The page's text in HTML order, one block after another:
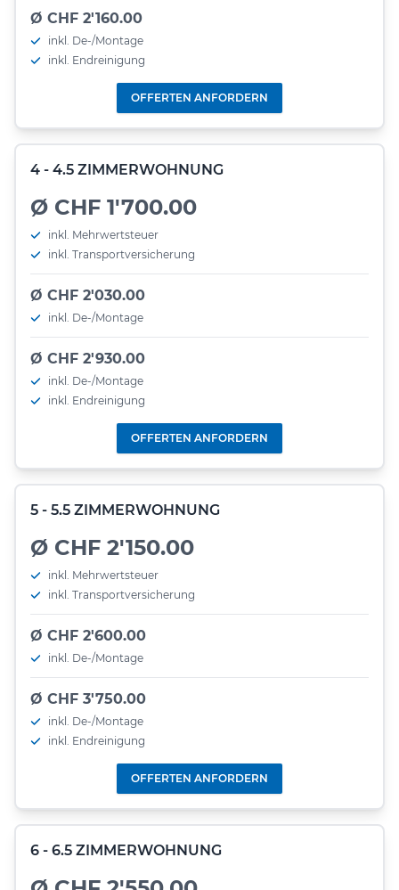
Ø CHF 2'160.00
inkl. De-/Montage
inkl. Endreinigung
OFFERTEN ANFORDERN
4 - 4.5 ZIMMERWOHNUNG
Ø CHF 1'700.00
inkl. Mehrwertsteuer
inkl. Transportversicherung
Ø CHF 2'030.00
inkl. De-/Montage
Ø CHF 2'930.00
inkl. De-/Montage
inkl. Endreinigung
OFFERTEN ANFORDERN
5 - 5.5 ZIMMERWOHNUNG
Ø CHF 2'150.00
inkl. Mehrwertsteuer
inkl. Transportversicherung
Ø CHF 2'600.00
inkl. De-/Montage
Ø CHF 3'750.00
inkl. De-/Montage
inkl. Endreinigung
OFFERTEN ANFORDERN
6 - 6.5 ZIMMERWOHNUNG